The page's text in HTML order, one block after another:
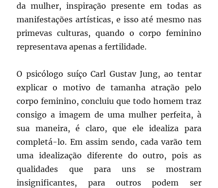
da mulher, inspiração presente em todas as
manifestações artísticas, e isso até mesmo nas
primevas culturas, quando o corpo feminino
representava apenas a fertilidade.
O psicólogo suíço Carl Gustav Jung, ao tentar
explicar o motivo de tamanha atração pelo
corpo feminino, concluiu que todo homem traz
consigo a imagem de uma mulher perfeita, à
sua maneira, é claro, que ele idealiza para
completá-lo. Em assim sendo, cada varão tem
uma idealização diferente do outro, pois as
qualidades que para uns se mostram
insignificantes, para outros podem ser